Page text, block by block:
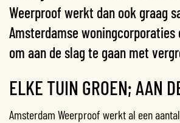
Weerproof werkt dan ook graag
Amsterdamse woningcorporaties
om aan de slag te gaan met
ELKE TUIN GROEN; AAN
Amsterdam Weerproof werkt al een